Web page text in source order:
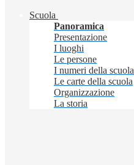
Scuola
Panoramica
Presentazione
I luoghi
Le persone
I numeri della scuola
Le carte della scuola
Organizzazione
La storia